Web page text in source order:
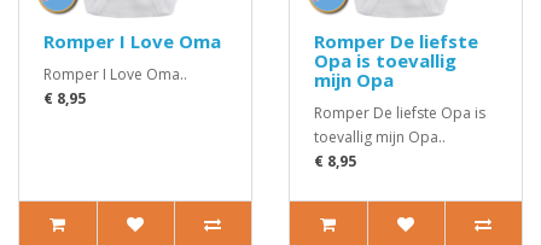
Romper I Love Oma
Romper I Love Oma..
€ 8,95
Romper De liefste
Opa is toevallig
mijn Opa
Romper De liefste Opa is
toevallig mijn Opa..
€ 8,95